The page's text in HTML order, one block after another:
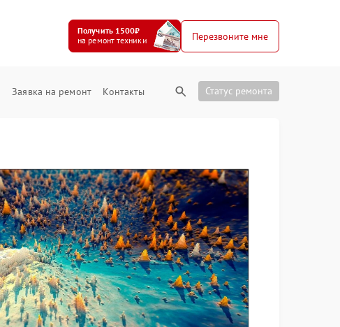
Получить 1500₽
на ремонт техники
Перезвоните мне
Заявка на ремонт Контакты Статус ремонта